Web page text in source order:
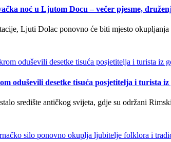
noć u Ljutom Docu – večer pjesme,
Ljuti Dolac ponovno će biti mjesto
oduševili desetke tisuća posjetitelja i turista iz
središte antičkog svijeta, gdje su održani